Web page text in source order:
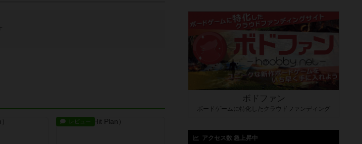
レビュー
ボドファン
ボードゲームに特化したクラウドファンディング
アクセス数 急上昇中